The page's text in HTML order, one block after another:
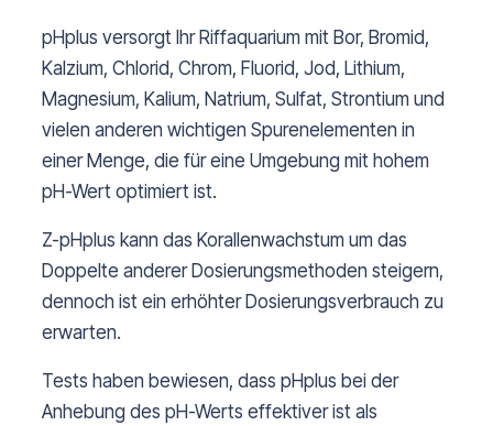
pHplus versorgt Ihr Riffaquarium mit Bor, Bromid,
Kalzium, Chlorid, Chrom, Fluorid, Jod, Lithium,
Magnesium, Kalium, Natrium, Sulfat, Strontium und
vielen anderen wichtigen Spurenelementen in
einer Menge, die für eine Umgebung mit hohem
pH-Wert optimiert ist.
Z-pHplus kann das Korallenwachstum um das
Doppelte anderer Dosierungsmethoden steigern,
dennoch ist ein erhöhter Dosierungsverbrauch zu
erwarten.
Tests haben bewiesen, dass pHplus bei der
Anhebung des pH-Werts effektiver ist als